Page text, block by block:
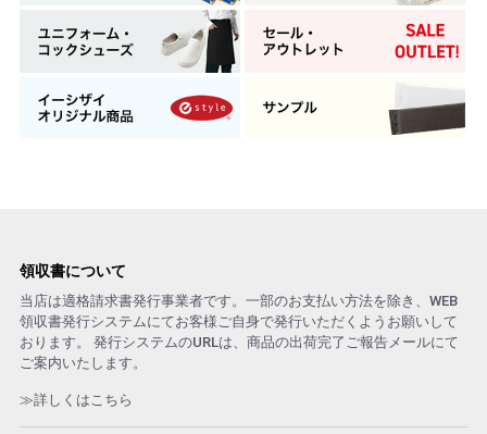
領収書について
当店は適格請求書発行事業者です。一部のお支払い方法を除き、WEB
領収書発行システムにてお客様ご自身で発行いただくようお願いして
おります。 発行システムのURLは、商品の出荷完了ご報告メールにて
ご案内いたします。
≫詳しくはこちら